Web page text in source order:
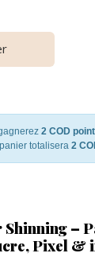
2 COD
totalisera 2
–
Pixel &